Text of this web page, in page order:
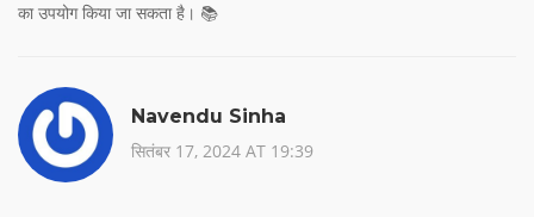
का उपयोग किया जा सकता है। 📚
Navendu Sinha
सितंबर 17, 2024 AT 19:39